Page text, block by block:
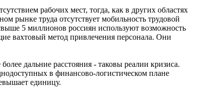
рабочих мест, тогда, как в других областях
рынке труда отсутствует мобильность трудовой
5 миллионов россиян используют возможность
вахтовый метод привлечения персонала. Они
дальние расстояния - таковы реалии кризиса.
в финансово-логистическом плане
единицу.